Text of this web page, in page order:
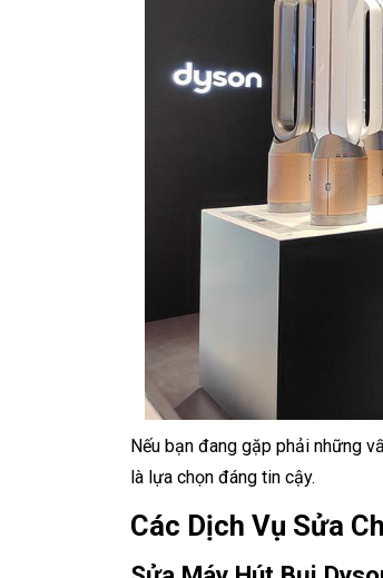
Nếu bạn đang gặp phải những
là lựa chọn đáng tin cậy.
Các Dịch Vụ Sửa